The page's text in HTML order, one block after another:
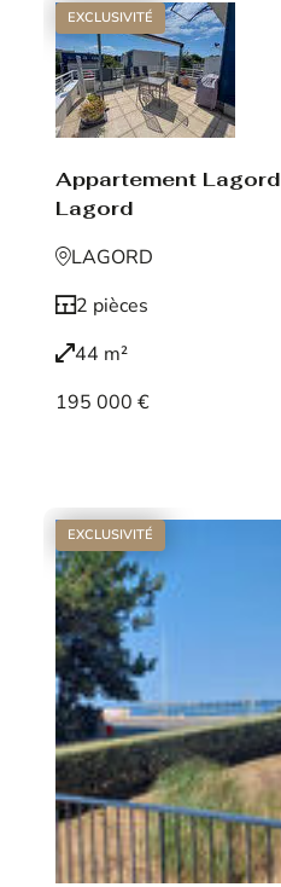
EXCLUSIVITÉ
Appartement Lagord
Lagord
LAGORD
2 pièces
44 m²
195 000 €
EXCLUSIVITÉ